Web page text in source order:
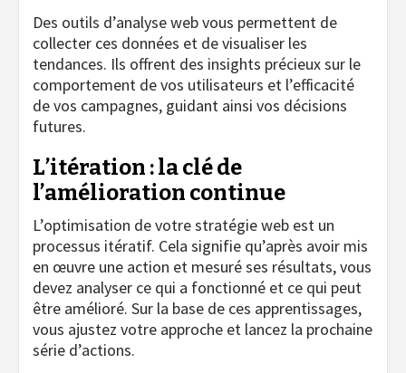
Des outils d’analyse web vous permettent de
collecter ces données et de visualiser les
tendances. Ils offrent des insights précieux sur le
comportement de vos utilisateurs et l’efficacité
de vos campagnes, guidant ainsi vos décisions
futures.
L’itération : la clé de
l’amélioration continue
L’optimisation de votre stratégie web est un
processus itératif. Cela signifie qu’après avoir mis
en œuvre une action et mesuré ses résultats, vous
devez analyser ce qui a fonctionné et ce qui peut
être amélioré. Sur la base de ces apprentissages,
vous ajustez votre approche et lancez la prochaine
série d’actions.